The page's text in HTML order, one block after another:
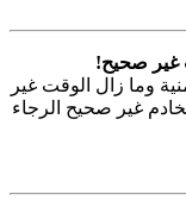
غير صحيح!
وما زال الوقت غير
غير صحيح الرجاء